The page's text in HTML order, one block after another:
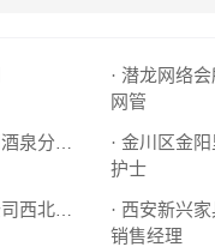
· 潜龙网络
网管
· 甘肃红盾商标事务所有限公司酒泉分公司
· 金川区金
护士
· 北京航天立兴科技发展有限公司西北办事处
· 西安新兴
销售经理